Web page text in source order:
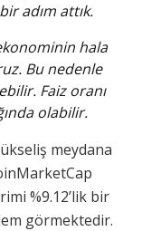
adım attık.
ekonominin hala
Bu nedenle
Faiz oranı
olabilir.
meydana
%9.12’lik bir
görmektedir.